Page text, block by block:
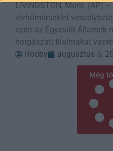
LIVINGSTON, Mont. (AP)
vízhőmérséklet
ezért az Egyesült Államok
horgászati tilalmakat
Rooby
augusztus 5,
Még